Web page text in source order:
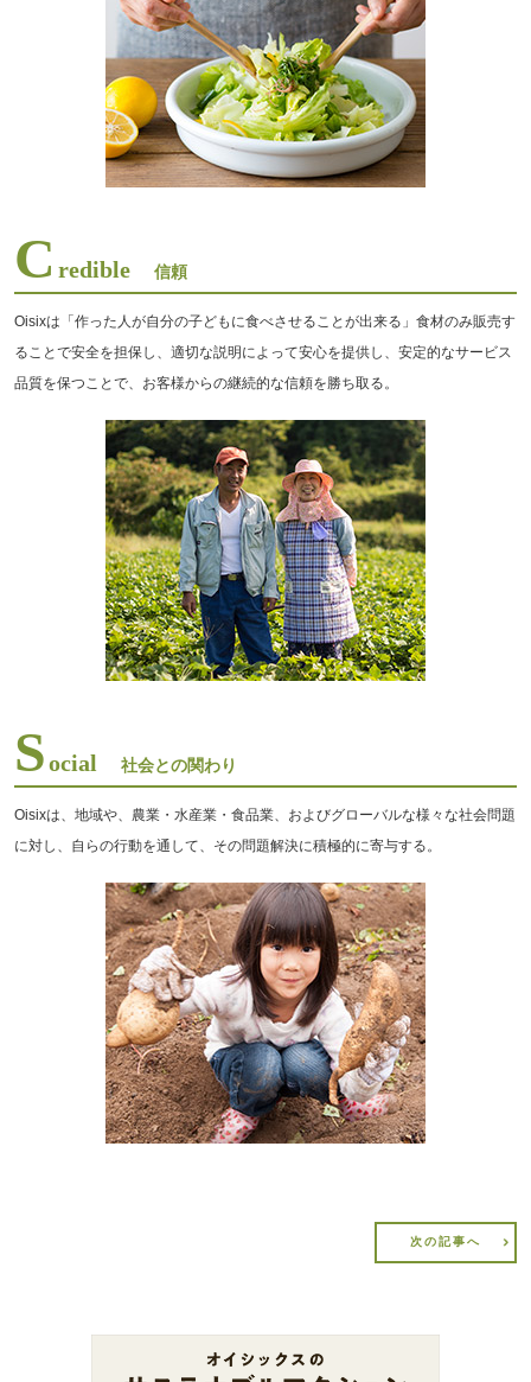
C redible 信頼
Oisixは「作った人が自分の子どもに食べさせることが出来る」食材のみ販売す
ることで安全を担保し、適切な説明によって安心を提供し、安定的なサービス
品質を保つことで、お客様からの継続的な信頼を勝ち取る。
Social 社会との関わり
Oisixは、地域や、農業・水産業・食品業、およびグローバルな様々な社会問題
に対し、自らの行動を通して、その問題解決に積極的に寄与する。
持続可能を、やりきる。
料の自給する畜産の取り組み、貴重な水産資源を無駄にせず、食べることで国
次の記事へ